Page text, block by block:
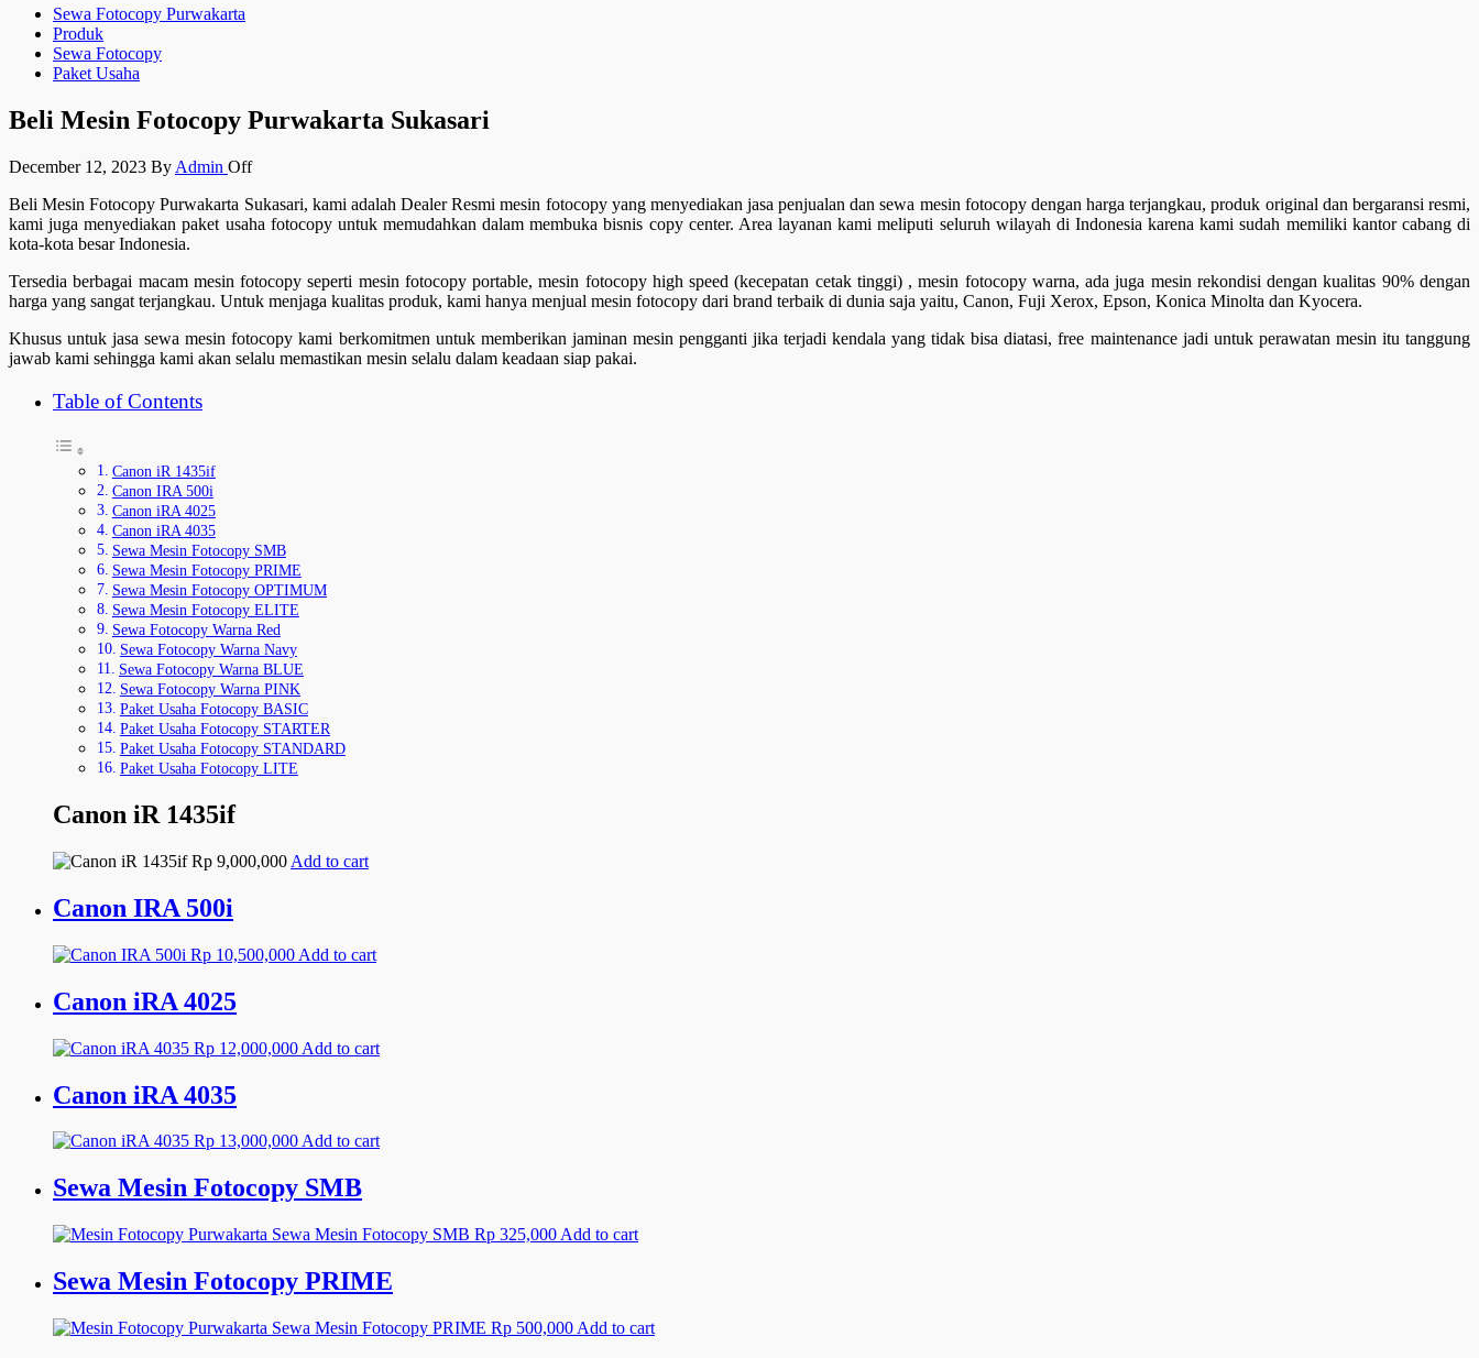
Sewa Fotocopy Purwakarta
Produk
Sewa Fotocopy
Paket Usaha
Beli Mesin Fotocopy Purwakarta Sukasari
December 12, 2023 By Admin Off
Beli Mesin Fotocopy Purwakarta Sukasari, kami adalah Dealer Resmi mesin fotocopy yang menyediakan jasa penjualan dan sewa mesin fotocopy dengan harga terjangkau, produk original dan bergaransi resmi,
kami juga menyediakan paket usaha fotocopy untuk memudahkan dalam membuka bisnis copy center. Area layanan kami meliputi seluruh wilayah di Indonesia karena kami sudah memiliki kantor cabang di
kota-kota besar Indonesia.
Tersedia berbagai macam mesin fotocopy seperti mesin fotocopy portable, mesin fotocopy high speed (kecepatan cetak tinggi) , mesin fotocopy warna, ada juga mesin rekondisi dengan kualitas 90% dengan
harga yang sangat terjangkau. Untuk menjaga kualitas produk, kami hanya menjual mesin fotocopy dari brand terbaik di dunia saja yaitu, Canon, Fuji Xerox, Epson, Konica Minolta dan Kyocera.
Khusus untuk jasa sewa mesin fotocopy kami berkomitmen untuk memberikan jaminan mesin pengganti jika terjadi kendala yang tidak bisa diatasi, free maintenance jadi untuk perawatan mesin itu tanggung
jawab kami sehingga kami akan selalu memastikan mesin selalu dalam keadaan siap pakai.
Table of Contents
Canon iR 1435if
Canon IRA 500i
Canon iRA 4025
Canon iRA 4035
Sewa Mesin Fotocopy SMB
Sewa Mesin Fotocopy PRIME
Sewa Mesin Fotocopy OPTIMUM
Sewa Mesin Fotocopy ELITE
Sewa Fotocopy Warna Red
Sewa Fotocopy Warna Navy
Sewa Fotocopy Warna BLUE
Sewa Fotocopy Warna PINK
Paket Usaha Fotocopy BASIC
Paket Usaha Fotocopy STARTER
Paket Usaha Fotocopy STANDARD
Paket Usaha Fotocopy LITE
Canon iR 1435if
Rp 9,000,000 Add to cart
Canon IRA 500i
Rp 10,500,000 Add to cart
Canon iRA 4025
Rp 12,000,000 Add to cart
Canon iRA 4035
Rp 13,000,000Add to cart
Sewa Mesin Fotocopy SMB
Rp 325,000 Add to cart
Sewa Mesin Fotocopy PRIME
Rp 500,000 Add to cart